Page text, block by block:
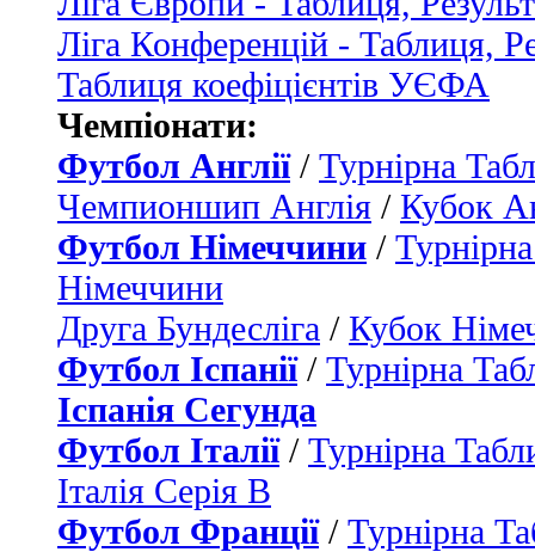
Ліга Конференцій - Таблиця,
Таблиця коефіцієнтів УЄФА
Чемпіонати:
Футбол Англії/ Турнірна
Чемпионшип Англія / Кубок
Футбол Німеччини /
Німеччини
Друга Бундесліга / Кубок
Футбол Іспанії/ Турнірна
Іспанія Сегунда
Футбол Італії/ Турнірна
Італія Серія B
Футбол Франції/ Турнірна